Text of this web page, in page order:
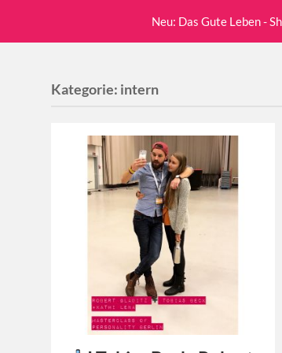
Kategorie: intern
Neu: Das Gute Leben -